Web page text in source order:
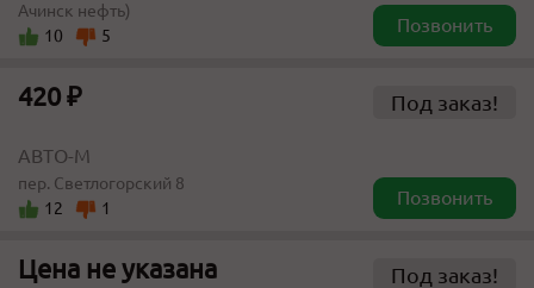
Ачинск нефть)
10
5 Позвонить
420 ₽ Под заказ!
АВТО-М
пер. Светлогорский 8
12
1 Позвонить
Цена не указана Под заказ!